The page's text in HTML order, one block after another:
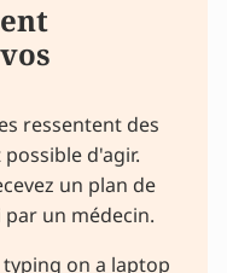
ressentent des
d'agir.
un plan de
un médecin.